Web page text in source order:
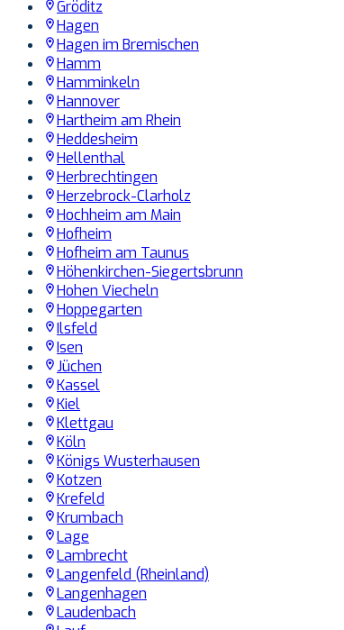
Gröditz
Hagen
Hagen im Bremischen
Hamm
Hamminkeln
Hannover
Hartheim am Rhein
Heddesheim
Hellenthal
Herbrechtingen
Herzebrock-Clarholz
Hochheim am Main
Hofheim
Hofheim am Taunus
Höhenkirchen-Siegertsbrunn
Hohen Viecheln
Hoppegarten
Ilsfeld
Isen
Jüchen
Kassel
Kiel
Klettgau
Köln
Königs Wusterhausen
Kotzen
Krefeld
Krumbach
Lage
Lambrecht
Langenfeld (Rheinland)
Langenhagen
Laudenbach